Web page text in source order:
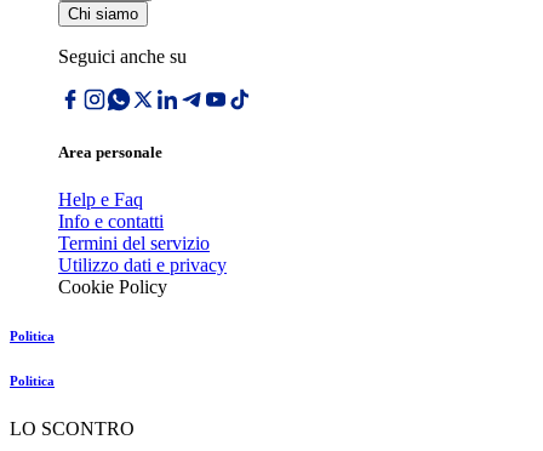
Chi siamo
Seguici anche su
Area personale
Help e Faq
Info e contatti
Termini del servizio
Utilizzo dati e privacy
Cookie Policy
Politica
Politica
LO SCONTRO